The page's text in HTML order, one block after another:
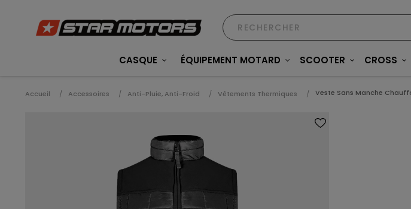
CASQUE ÉQUIPEMENT MOTARD SCOOTER CROSS
Accueil Accessoires Anti-Pluie, Anti-Froid Vêtements Thermiques Veste Sans Manche